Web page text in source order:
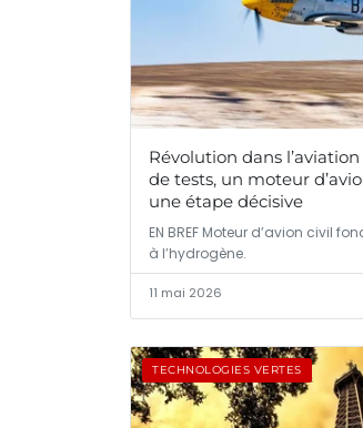
Révolution dans
de tests, un moteur
une étape décisive
EN BREF Moteur d’avion civil
à l’hydrogène.
11 mai 2026
TECHNOLOGIES VERTES